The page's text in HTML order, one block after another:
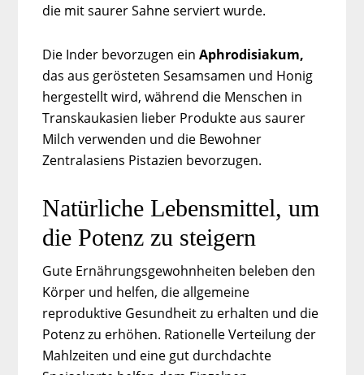
die mit saurer Sahne serviert wurde.
Die Inder bevorzugen einAphrodisiakum,
das aus gerösteten Sesamsamen und Honig
hergestellt wird, während die Menschen in
Transkaukasien lieber Produkte aus saurer
Milch verwenden und die Bewohner
Zentralasiens Pistazien bevorzugen.
Natürliche Lebensmittel, um
die Potenz zu steigern
Gute Ernährungsgewohnheiten beleben den
Körper und helfen, die allgemeine
reproduktive Gesundheit zu erhalten und die
Potenz zu erhöhen. Rationelle Verteilung der
Mahlzeiten und eine gut durchdachte